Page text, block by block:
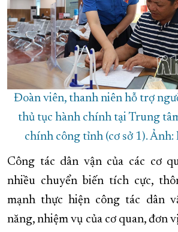
Đoàn viên, thanh niên hỗ trợ
thủ tục hành chính tại Trung
chính công tỉnh (cơ sở 1).
Công tác dân vận của các cơ
nhiều chuyển biến tích cực,
mạnh thực hiện công tác dân
năng, nhiệm vụ của cơ quan, đơn